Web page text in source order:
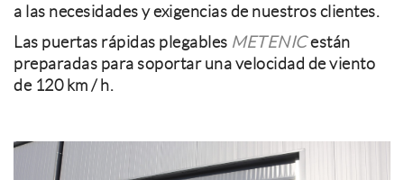
a las necesidades y exigencias de nuestros clientes.
Las puertas rápidas plegables METENICestán
preparadas para soportar una velocidad de viento
de 120 km / h.